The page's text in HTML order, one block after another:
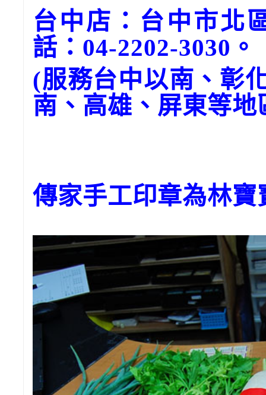
台中店：台中市北
話：04-2202-3030。
(服務台中以南、彰
南、高雄、屏東等地
傳家手工印章為林